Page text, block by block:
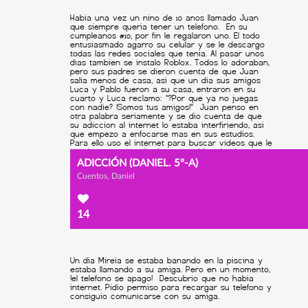
ADICCIÓN (DANIEL. 5º-A)
Cuentos, Daniel
14